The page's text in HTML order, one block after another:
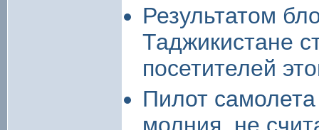
Результатом
Таджикистане
посетителей
Пилот
молния, не